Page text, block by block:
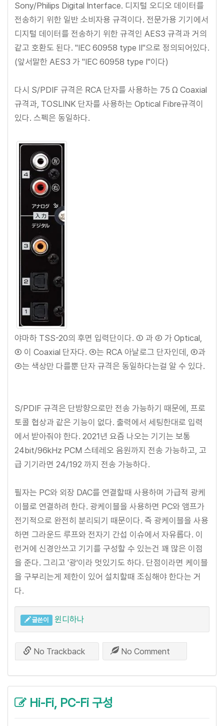
Sony/Philips Digital Interface. 디지털 오디오 데이터를
전송하기 위한 일반 소비자용 규격이다. 전문가용 기기에서
디지털 데이터를 전송하기 위한 규격인 AES3 규격과 거의
같고 호환도 된다. "IEC 60958 type II"으로 정의되어있다.
(앞서말한 AES3 가 "IEC 60958 type I"이다)
다시 S/PDIF 규격은 RCA 단자를 사용하는 75 Ω Coaxial
규격과, TOSLINK 단자를 사용하는 Optical Fibre규격이
있다. 스펙은 동일하다.
야마하 TSS-20의 후면 입력단이다. ① 과 ② 가 Optical,
③ 이 Coaxial 단자다. ④는 RCA 아날로그 단자인데, ③과
④는 색상만 다를뿐 단자 규격은 동일하다는걸 알 수 있다.
S/PDIF 규격은 단방향으로만 전송 가능하기 때문에, 프로
토콜 협상과 같은 기능이 없다. 출력에서 세팅한대로 입력
에서 받아줘야 한다. 2021년 요즘 나오는 기기는 보통
24bit/96kHz PCM 스테레오 음원까지 전송 가능하고, 고
급 기기라면 24/192 까지 전송 가능하다.
필자는 PC와 외장 DAC를 연결할때 사용하며 가급적 광케
이블로 연결하려 한다. 광케이블을 사용하면 PC와 앰프가
전기적으로 완전히 분리되기 때문이다. 즉 광케이블을 사용
하면 그라운드 루프와 전자기 간섭 이슈에서 자유롭다. 이
런거에 신경안쓰고 기기를 구성할 수 있는건 꽤 많은 이점
을 준다. 그리고 '광'이라 멋있기도 하다. 단점이라면 케이블
을 구부리는게 제한이 있어 설치할때 조심해야 한다는 거
다.
글쓴이 윈디하나
No Trackback No Comment
Hi-Fi, PC-Fi 구성